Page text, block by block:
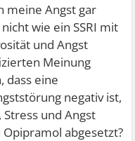
meine Angst gar
wie ein SSRI mit
und Angst
Meinung
dass eine
negativ ist,
und Angst
abgesetzt?